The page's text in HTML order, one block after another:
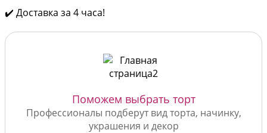
✔️ Доставка за 4 часа!
Поможем выбрать торт
Профессионалы подберут вид торта, начинку,
украшения и декор